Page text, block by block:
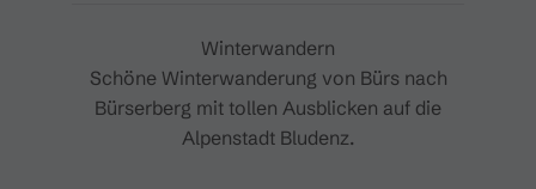
Winterwandern
Schöne Winterwanderung von Bürs nach
Bürserberg mit tollen Ausblicken auf die
Alpenstadt Bludenz.